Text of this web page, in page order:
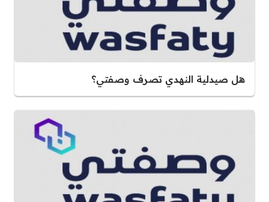
هل صيدلية النهدي تصرف وصفتي؟